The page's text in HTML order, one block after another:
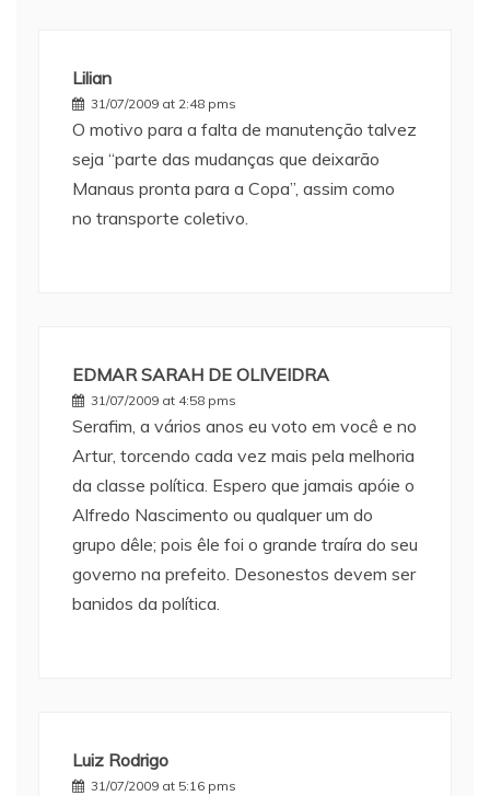
Lilian
31/07/2009 at 2:48 pms
O motivo para a falta de manutenção talvez
seja “parte das mudanças que deixarão
Manaus pronta para a Copa”, assim como
no transporte coletivo.
EDMAR SARAH DE OLIVEIDRA
31/07/2009 at 4:58 pms
Serafim, a vários anos eu voto em você e no
Artur, torcendo cada vez mais pela melhoria
da classe política. Espero que jamais apóie o
Alfredo Nascimento ou qualquer um do
grupo dêle; pois êle foi o grande traíra do seu
governo na prefeito. Desonestos devem ser
banidos da política.
Luiz Rodrigo
31/07/2009 at 5:16 pms